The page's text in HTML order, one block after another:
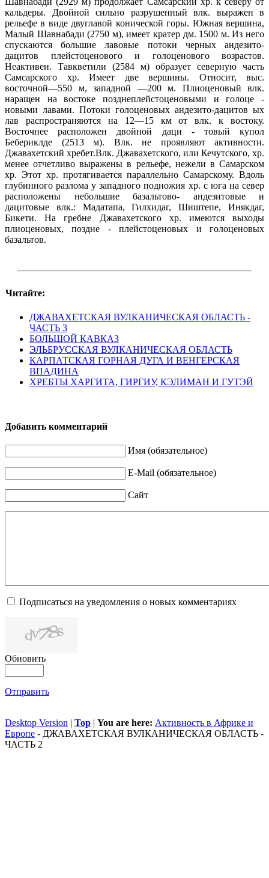
кальдеры. Двойной сильно разрушенный влк. выражен в
рельефе в виде двуглавой конической горы. Южная вершина,
Малый Шавнабади (2750 м), имеет кратер дм. 1500 м. Из него
спускаются большие лавовые потоки черных андезито-
дацитов плейстоценового и голоценового возрастов.
Неактивен. Тавкветили (2584 м) образует северную часть
Самсарского хр. Имеет две вершины. Относит, выс.
восточной—550 м, западной —200 м. Плиоценовый влк.
наращен на востоке позднеплейстоценовыми и голоце -
новыми лавами. Потоки голоценовых андезито-дацитов ых
лав распространяются на 12—15 км от влк. к востоку.
Восточнее расположен двойной даци - товый купол
Бебериклде (2513 м). Влк. не проявляют активности.
Джавахетский хребет.Влк. Джавахетского, или Кечутского, хр.
менее отчетливо выражены в рельефе, нежели в Самарском
хр. Этот хр. протягивается параллельно Самарскому. Вдоль
глубинного разлома у западного подножия хр. с юга на север
расположены небольшие базальтово- андезитовые и
дацитовые влк.: Мадатапа, Гилхидаг, Шиштепе, Инякдаг,
Бикети. На гребне Джавахетского хр. имеются выходы
плиоценовых, поздне - плейстоценовых и голоценовых
базальтов.
Читайте:
ДЖАВАХЕТСКАЯ ВУЛКАНИЧЕСКАЯ ОБЛАСТЬ -
ЧАСТЬ 3
БОЛЬШОЙ КАВКАЗ
ЭЛЬБРУССКАЯ ВУЛКАНИЧЕСКАЯ ОБЛАСТЬ
КАРПАТСКАЯ ГОРНАЯ ДУГА И ВЕНГЕРСКАЯ
ВПАДИНА
ХРЕБТЫ ХАРГИТА, ГИРГИУ, КЭЛИМАН И ГУТЭЙ
Добавить комментарий
Имя (обязательное)
E-Mail (обязательное)
Сайт
Подписаться на уведомления о новых комментариях
Обновить
Отправить
Desktop Version | Top | You are here: Активность в Африке и
Европе - ДЖАВАХЕТСКАЯ ВУЛКАНИЧЕСКАЯ ОБЛАСТЬ -
ЧАСТЬ 2